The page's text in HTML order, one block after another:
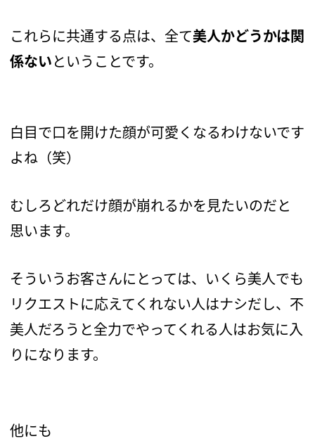
これらに共通する点は、全て美人かどうかは関
係ないということです。
白目で口を開けた顔が可愛くなるわけないです
よね（笑）
むしろどれだけ顔が崩れるかを見たいのだと
思います。
そういうお客さんにとっては、いくら美人でも
リクエストに応えてくれない人はナシだし、不
美人だろうと全力でやってくれる人はお気に入
りになります。
他にも